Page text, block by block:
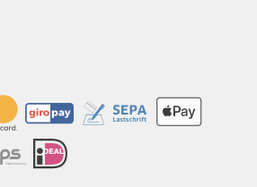
- - -
-